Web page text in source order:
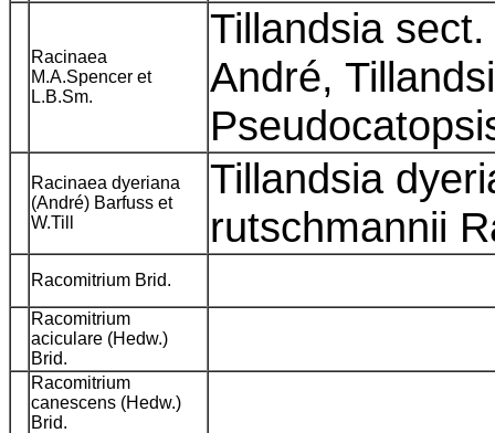
Racinaea
M.A.Spencer et
L.B.Sm.
Tillandsia
André,
Racinaea dyeriana
(André) Barfuss et
W.Till
Tillandsia
rutschmannii
Racomitrium Brid.
Racomitrium
aciculare (Hedw.)
Brid.
Racomitrium
canescens (Hedw.)
Brid.